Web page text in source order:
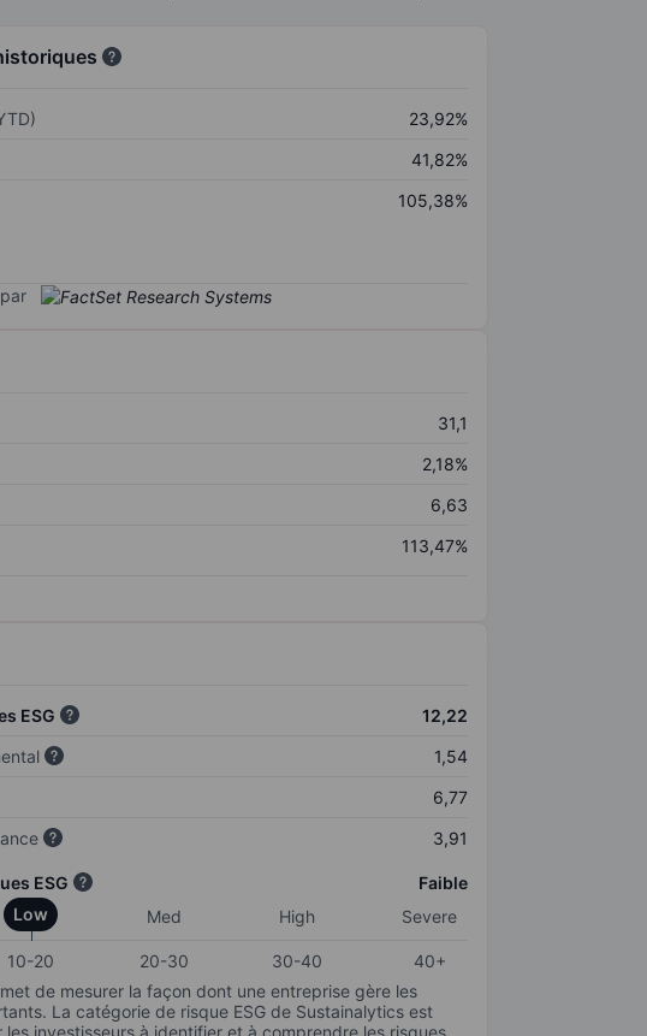
23,92%
41,82%
105,38%
31,1
2,18%
6,63
113,47%
ESG
12,22
1,54
6,77
3,91
ESG
Faible
Low Med High Severe
10-20 20-30 30-40
40+
de mesurer la façon dont une entreprise gère les
La catégorie de risque ESG de Sustainalytics est
investisseurs à identifier et à comprendre les risques